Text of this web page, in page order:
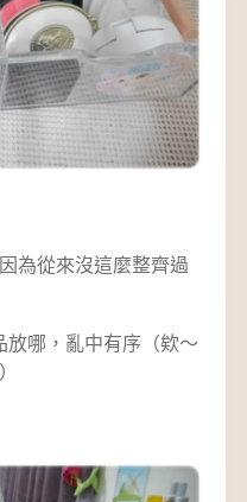
為從來沒這麼整齊過
放哪，亂中有序（欸～